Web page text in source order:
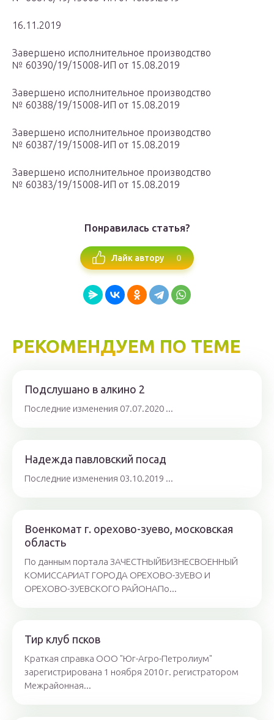
16.11.2019
Завершено исполнительное производство
№ 60390/19/15008-ИП от 15.08.2019
Завершено исполнительное производство
№ 60388/19/15008-ИП от 15.08.2019
Завершено исполнительное производство
№ 60387/19/15008-ИП от 15.08.2019
Завершено исполнительное производство
№ 60383/19/15008-ИП от 15.08.2019
Понравилась статья?
Лайк автору 0
РЕКОМЕНДУЕМ ПО ТЕМЕ
Подслушано в алкино 2
Последние изменения 07.07.2020 ...
Надежда павловский посад
Последние изменения 03.10.2019 ...
Военкомат г. орехово-зуево, московская
область
По данным портала ЗАЧЕСТНЫЙБИЗНЕСВОЕННЫЙ
КОМИССАРИАТ ГОРОДА ОРЕХОВО-ЗУЕВО И
ОРЕХОВО-ЗУЕВСКОГО РАЙОНАПо...
Тир клуб псков
Краткая справка ООО "Юг-Агро-Петролиум"
зарегистрирована 1 ноября 2010 г. регистратором
Межрайонная...